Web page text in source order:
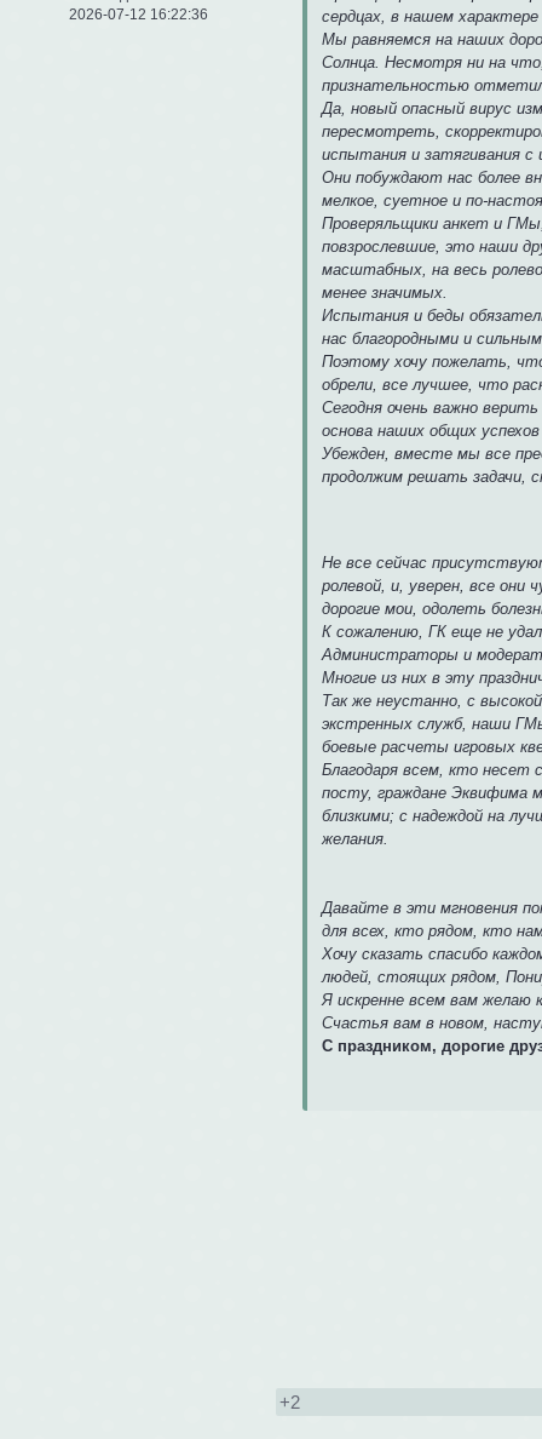
2026-07-12 16:22:36
сердцах, в нашем
Мы равняемся на наших
Солнца. Несмотря ни на
признательностью
Да, новый опасный вирус
пересмотреть,
испытания и затягивания с
Они побуждают нас более
мелкое, суетное и по-
Проверяльщики анкет и
повзрослевшие, это наши
масштабных, на весь
менее значимых.
Испытания и беды
нас благородными и
Поэтому хочу пожелать,
обрели, все лучшее, что
Сегодня очень важно
основа наших общих
Убежден, вместе мы все
продолжим решать задачи,
Не все сейчас
ролевой, и, уверен, все
дорогие мои, одолеть
К сожалению, ГК еще не
Администраторы и
Многие из них в эту
Так же неустанно, с
экстренных служб, наши
боевые расчеты игровых
Благодаря всем, кто несет
посту, граждане Эквифима
близкими; с надеждой на
желания.
Давайте в эти мгновения
для всех, кто рядом, кто
Хочу сказать спасибо
людей, стоящих рядом,
Я искренне всем вам желаю
Счастья вам в новом,
С праздником, дорогие
+2